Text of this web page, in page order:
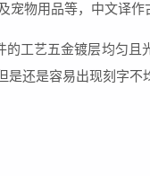
物用品等，中文译作
工艺五金镀层均匀且
还是容易出现刻字不